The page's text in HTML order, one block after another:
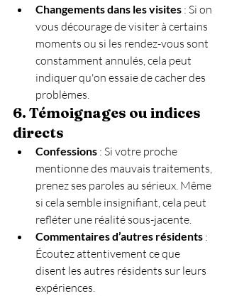
Changements dans les visites : Si on
vous décourage de visiter à certains
moments ou si les rendez-vous sont
constamment annulés, cela peut
indiquer qu'on essaie de cacher des
problèmes.
6. Témoignages ou indices
directs
Confessions : Si votre proche
mentionne des mauvais traitements,
prenez ses paroles au sérieux. Même
si cela semble insignifiant, cela peut
refléter une réalité sous-jacente.
Commentaires d’autres résidents :
Écoutez attentivement ce que
disent les autres résidents sur leurs
expériences.